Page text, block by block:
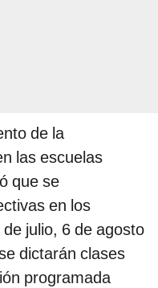
de la
las escuelas
que se
en los
julio, 6 de agosto
dictarán clases
programada